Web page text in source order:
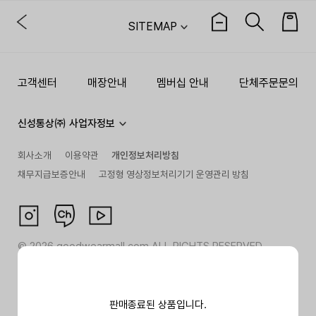
판매종료된 상품입니다.
SITEMAP
고객센터 매장안내 멤버십 안내 단체주문문의
신성통상㈜ 사업자정보
회사소개 이용약관
개인정보처리방침
채무지급보증안내
고정형 영상정보처리기기 운영관리 방침
©2026goodwearmall.com ALL RIGHTS RESERVED